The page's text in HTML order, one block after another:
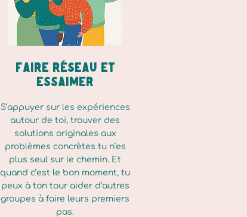
Faire réseau et
essaimer
S’appuyer sur les expériences
autour de toi, trouver des
solutions originales aux
problèmes concrètes tu n’es
plus seul sur le chemin. Et
quand c’est le bon moment, tu
peux à ton tour aider d’autres
groupes à faire leurs premiers
pas.